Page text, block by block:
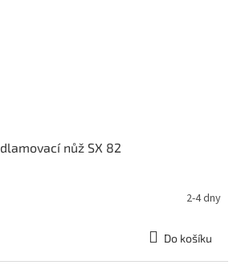
nůž SX 82
2-4 dny
Do košíku